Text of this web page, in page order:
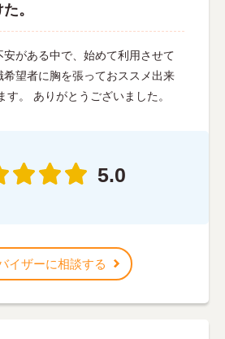
。
がある中で、始めて利用させて
望者に胸を張っておススメ出来
す。 ありがとうございました。
5.0
イザーに相談する